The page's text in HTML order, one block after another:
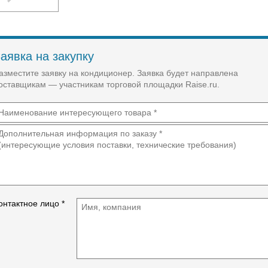
Рабочий ток (охлаждение/обогрев), А
3 / 400 / 50
Расщепитель, А
50
Автомат, А
на закупку
заявку на кондиционер. Заявка будет направлена
— участникам торговой площадки Raise.ru.
лицо *